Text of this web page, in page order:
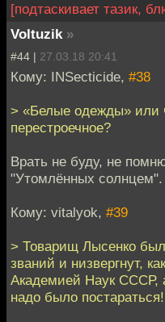
[подтаскивает тазик,
Voltuzik »
#44 | 27.03.18 20:41
Кому: INSecticide, #38
> «Белые одежды» или
перестроечное?
Врать не буду, не
"Утомлённых солнцем".
Кому: vitalyok, #39
> Товарищ Лысенко
званий и низвергнут,
Академией Наук СССР,
надо было постараться!